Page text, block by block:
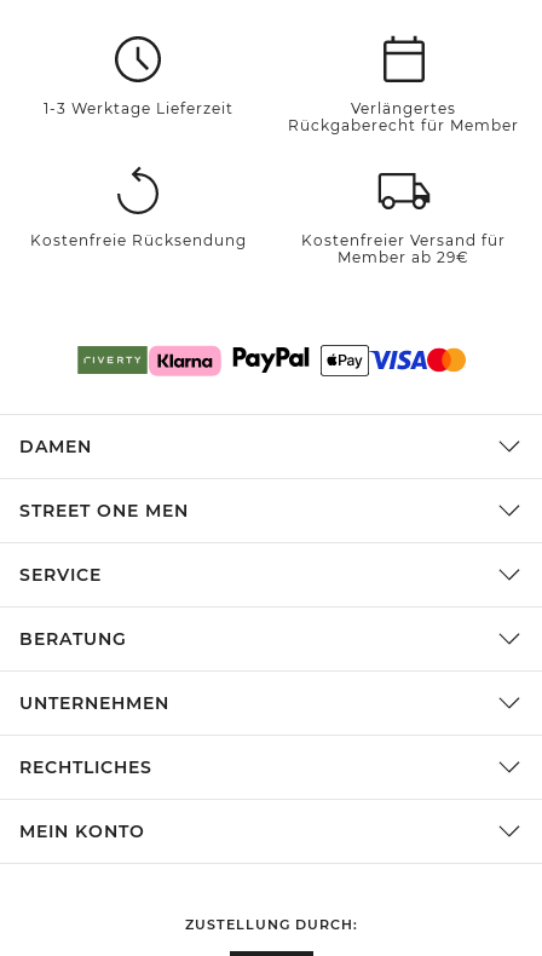
1-3 Werktage Lieferzeit
Verlängertes
Rückgaberecht für Member
Kostenfreie Rücksendung
Kostenfreier Versand für
Member ab 29€
DAMEN
STREET ONE MEN
SERVICE
BERATUNG
UNTERNEHMEN
RECHTLICHES
MEIN KONTO
ZUSTELLUNG DURCH: